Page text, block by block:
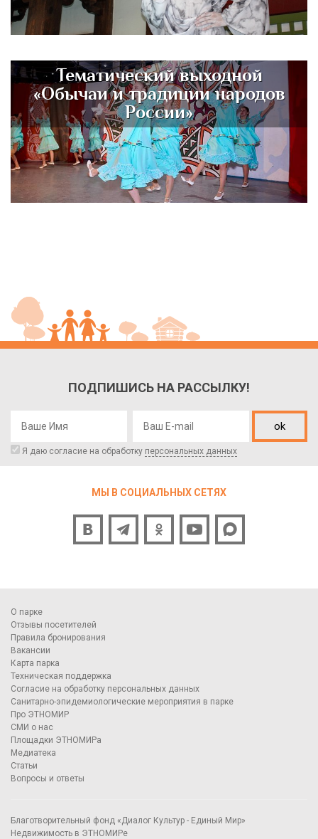
Тематический выходной
«Обычаи и традиции народов
России»
ПОДПИШИСЬ НА РАССЫЛКУ!
ok
Я даю согласие на обработку персональных данных
МЫ В СОЦИАЛЬНЫХ СЕТЯХ
О парке
Отзывы посетителей
Правила бронирования
Вакансии
Карта парка
Техническая поддержка
Согласие на обработку персональных данных
Санитарно-эпидемиологические мероприятия в парке
Про ЭТНОМИР
СМИ о нас
Площадки ЭТНОМИРа
Медиатека
Статьи
Вопросы и ответы
Благотворительный фонд «Диалог Культур - Единый Мир»
Недвижимость в ЭТНОМИРе